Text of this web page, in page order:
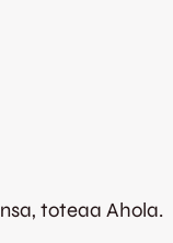
toteaa Ahola.